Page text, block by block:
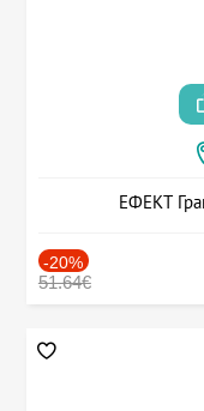
ЕФЕКТ
-20%
51.64€